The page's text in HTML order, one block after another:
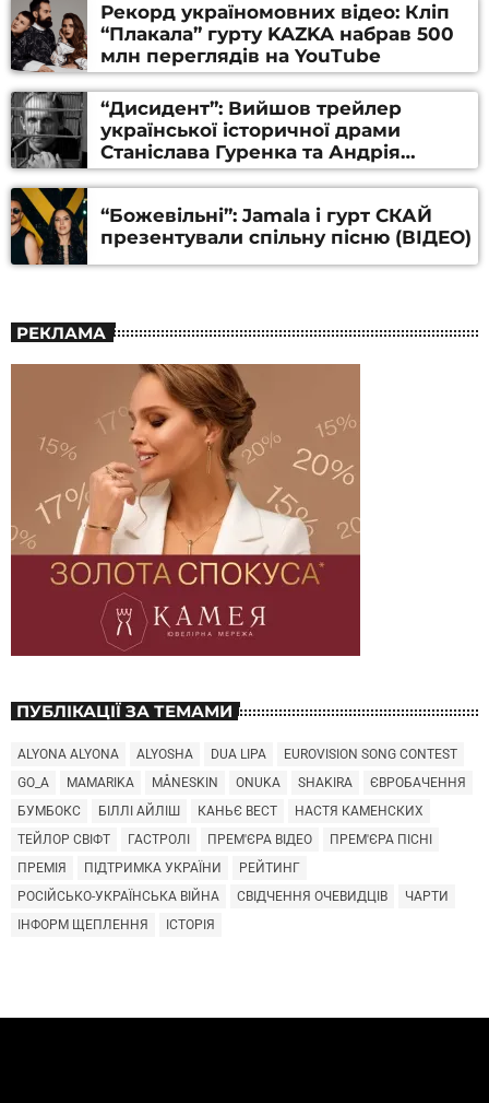
Рекорд україномовних відео: Кліп
“Плакала” гурту KAZKA набрав 500
млн переглядів на YouTube
“Дисидент”: Вийшов трейлер
української історичної драми
Станіслава Гуренка та Андрія
Алфьорова (ВІДЕО)
“Божевільні”: Jamala і гурт СКАЙ
презентували спільну пісню (ВІДЕО)
РЕКЛАМА
ПУБЛІКАЦІЇ ЗА ТЕМАМИ
ALYONA ALYONA ALYOSHA DUA LIPA
EUROVISION SONG CONTEST
GO_A
MAMARIKA MÅNESKIN ONUKA SHAKIRA
ЄВРОБАЧЕННЯ
БУМБОКС
БІЛЛІ АЙЛІШ КАНЬЄ ВЕСТ
НАСТЯ КАМЕНСКИХ
ТЕЙЛОР СВІФТ
ГАСТРОЛІ ПРЕМ'ЄРА ВІДЕО
ПРЕМ'ЄРА ПІСНІ
ПРЕМІЯ
ПІДТРИМКА УКРАЇНИ
РЕЙТИНГ
РОСІЙСЬКО-УКРАЇНСЬКА ВІЙНА
СВІДЧЕННЯ ОЧЕВИДЦІВ
ЧАРТИ
ІНФОРМ ЩЕПЛЕННЯ
ІСТОРІЯ